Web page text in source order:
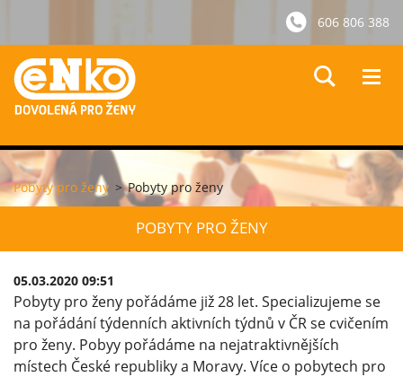
606 806 388
Pobyty pro ženy > Pobyty pro ženy
POBYTY PRO ŽENY
05.03.2020 09:51
Pobyty pro ženy pořádáme již 28 let. Specializujeme se
na pořádání týdenních aktivních týdnů v ČR se cvičením
pro ženy. Pobyy pořádáme na nejatraktivnějších
místech České republiky a Moravy. Více o pobytech pro